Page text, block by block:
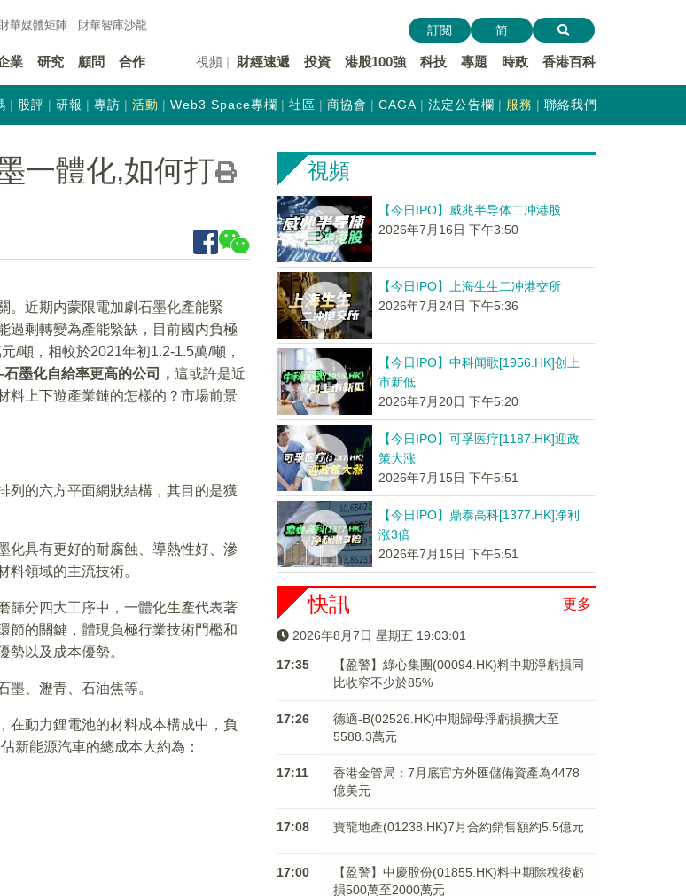
財華媒體矩陣 財華智庫沙龍
業 研究 顧問 合作 視頻 財經速遞 投資 港股100強 科技 專題 時政 香港百科
訂閱 简
股評 研報 專訪 活動 Web3 Space專欄 社區 商協會 CAGA 法定公告欄 服務 聯絡我們
一體化,如何打
。近期内蒙限電加劇石墨化產能緊
過剩轉變為產能緊缺，目前國内負極
/噸，相較於2021年初1.2-1.5萬/噸，
石墨化自給率更高的公司， 這或許是近
料上下遊產業鏈的怎樣的？市場前景
列的六方平面網狀結構，其目的是獲
化具有更好的耐腐蝕、導熱性好、滲
領域的主流技術。
篩分四大工序中，一體化生產代表著
節的關鍵，體現負極行業技術門檻和
以及成本優勢。
、瀝青、石油焦等。
在動力鋰電池的材料成本構成中，負
新能源汽車的總成本大約為：
視頻
【今日IPO】威兆半导体二冲港股
2026年7月16日 下午3:50
【今日IPO】上海生生二冲港交所
2026年7月24日 下午5:36
【今日IPO】中科闻歌[1956.HK]创上
市新低
2026年7月20日 下午5:20
【今日IPO】可孚医疗[1187.HK]迎政
策大涨
2026年7月15日 下午5:51
【今日IPO】鼎泰高科[1377.HK]净利
涨3倍
2026年7月15日 下午5:51
更多
快訊
2026年8月7日 星期五 19:03:02
17:35
【盈警】綠心集團(00094.HK)料中期淨虧損同
比收窄不少於85%
17:26
德適-B(02526.HK)中期歸母淨虧損擴大至
5588.3萬元
17:11
香港金管局：7月底官方外匯儲備資產為4478
億美元
17:08 寶龍地產(01238.HK)7月合約銷售額約5.5億元
17:00
【盈警】中慶股份(01855.HK)料中期除稅後虧
損500萬至2000萬元